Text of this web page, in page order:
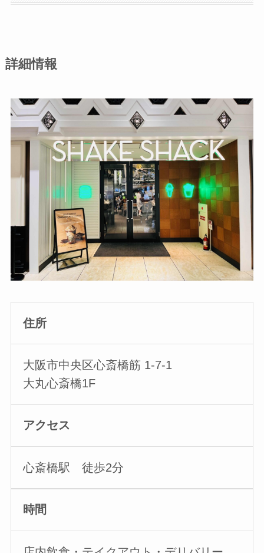
詳細情報
住所
大阪市中央区心斎橋筋 1-7-1
大丸心斎橋1F
アクセス
心斎橋駅 徒歩2分
時間